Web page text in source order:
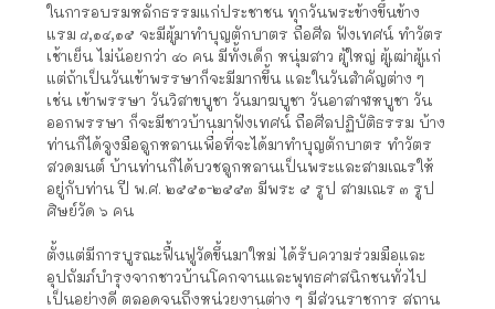
ในการอบรมหลักธรรมแก่ประชาชน ทุกวันพระข้างขึ้นข้าง
แรม ๘,๑๔,๑๕ จะมีผู้มาทำบุญตักบาตร ถือศีล ฟังเทศน์ ทำวัตร
เช้าเย็น ไม่น้อยกว่า ๔๐ คน มีทั้งเด็ก หนุ่มสาว ผู้ใหญ่ ผู้เฒ่าผู้แก่
แต่ถ้าเป็นวันเข้าพรรษาก็จะมีมากขึ้น และในวันสำคัญต่าง ๆ
เช่น เข้าพรรษา วันวิสาขบูชา วันมาฆบูชา วันอาสาฬหบูชา วัน
ออกพรรษา ก็จะมีชาวบ้านมาฟังเทศน์ ถือศีลปฏิบัติธรรม บ้าง
ท่านก็ได้จูงมือลูกหลานเพื่อที่จะได้มาทำบุญตักบาตร ทำวัตร
สวดมนต์ บ้านท่านก็ได้บวชลูกหลานเป็นพระและสามเณรให้
อยู่กับท่าน ปี พ.ศ. ๒๕๕๑-๒๕๕๓ มีพระ ๕ รูป สามเณร ๓ รูป
ศิษย์วัด ๖ คน
ตั้งแต่มีการบูรณะฟื้นฟูวัดขึ้นมาใหม่ ได้รับความร่วมมือและ
อุปถัมภ์บำรุงจากชาวบ้านโคกจานและพุทธศาสนิกชนทั่วไป
เป็นอย่างดี ตลอดจนถึงหน่วยงานต่าง ๆ มีส่วนราชการ สถาน